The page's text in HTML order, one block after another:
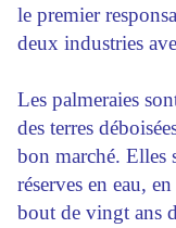
le premier
deux industries
Les palmeraies
des terres
bon marché. Elles
réserves en eau,
bout de vingt ans